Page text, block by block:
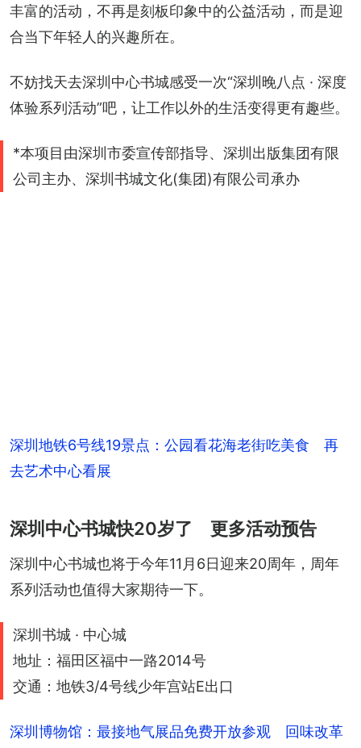
丰富的活动，不再是刻板印象中的公益活动，而是迎
合当下年轻人的兴趣所在。
不妨找天去深圳中心书城感受一次“深圳晚八点 · 深度
体验系列活动”吧，让工作以外的生活变得更有趣些。
*本项目由深圳市委宣传部指导、深圳出版集团有限
公司主办、深圳书城文化(集团)有限公司承办
深圳地铁6号线19景点：公园看花海老街吃美食 再
去艺术中心看展
深圳中心书城快20岁了 更多活动预告
深圳中心书城也将于今年11月6日迎来20周年，周年
系列活动也值得大家期待一下。
深圳书城 · 中心城
地址：福田区福中一路2014号
交通：地铁3/4号线少年宫站E出口
深圳博物馆：最接地气展品免费开放参观 回味改革